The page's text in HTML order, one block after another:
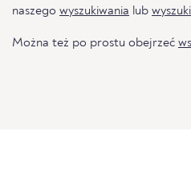
naszego wyszukiwania lub
Można też po prostu obejrzeć